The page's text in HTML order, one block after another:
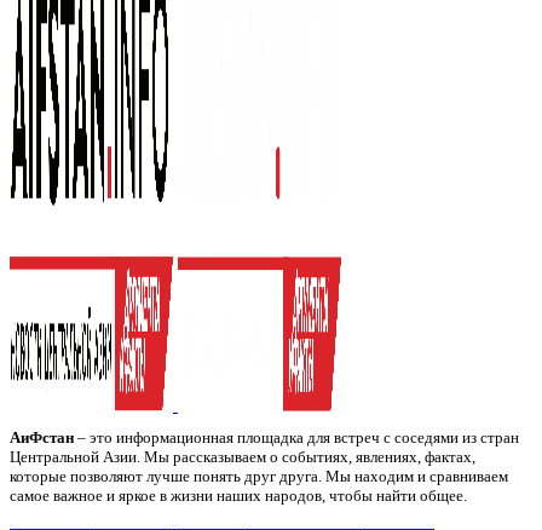
АиФстан – это информационная площадка для встреч с соседями из стран
Центральной Азии. Мы рассказываем о событиях, явлениях, фактах,
которые позволяют лучше понять друг друга. Мы находим и сравниваем
самое важное и яркое в жизни наших народов, чтобы найти общее.